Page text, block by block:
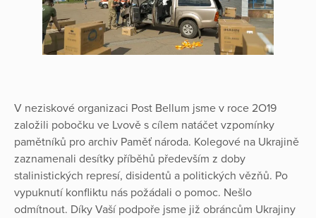
V neziskové organizaci Post Bellum jsme v roce 2O19
založili pobočku ve Lvově s cílem natáčet vzpomínky
pamětníků pro archiv Paměť národa. Kolegové na Ukrajině
zaznamenali desítky příběhů především z doby
stalinistických represí, disidentů a politických vězňů. Po
vypuknutí konfliktu nás požádali o pomoc. Nešlo
odmítnout. Díky Vaší podpoře jsme již obráncům Ukrajiny